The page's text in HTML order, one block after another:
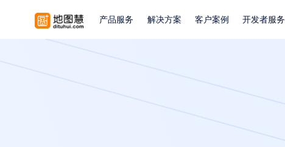
产品服务 解决方案 客户案例 开发者服务